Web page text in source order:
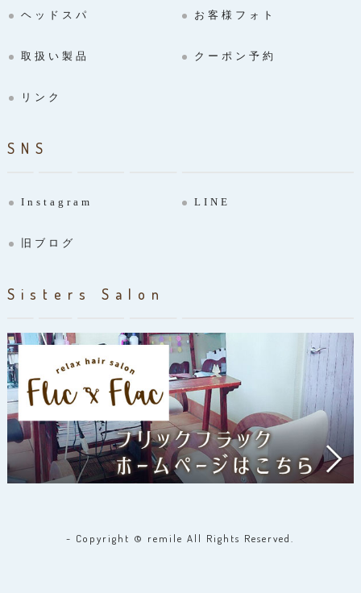
ヘッドスパ お客様フォト
取扱い製品 クーポン予約
リンク
SNS
Instagram LINE
旧ブログ
Sisters Salon
- Copyright © remile All Rights Reserved.